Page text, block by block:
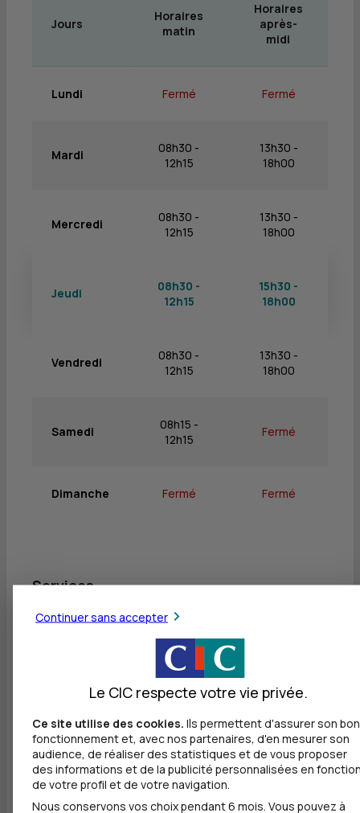
Jours
Horaires
matin
Horaires
après-
midi
Lundi Fermé Fermé
Mardi
08h30 -
12h15
13h30 -
18h00
Mercredi
08h30 -
12h15
13h30 -
18h00
Jeudi
08h30 -
12h15
15h30 -
18h00
Vendredi
08h30 -
12h15
13h30 -
18h00
Samedi
08h15 -
12h15
Fermé
Dimanche Fermé Fermé
Services
Retrait de billets EUR
Dépôt valorisé de billets EUR
Dépôt de monnaie EUR
Dépôt de chèques EUR
Equipement pour déficients visuels
Continuer sans accepter
Le CIC respecte votre vie privée.
Ce site utilise des cookies. Ils permettent d'assurer son bon
fonctionnement et, avec nos partenaires, d'en mesurer son
audience, de réaliser des statistiques et de vous proposer
des informations et de la publicité personnalisées en
de votre profil et de votre navigation.
Nous conservons vos choix pendant 6 mois. Vous pouvez à